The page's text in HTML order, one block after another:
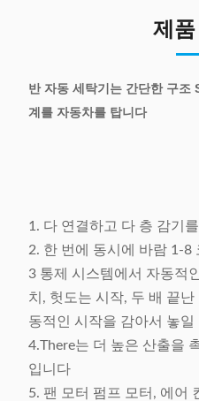
제품
반 자동 세탁기는 간단한 구조
계를 자동차를 탑니다
1. 다 연결하고 다 층 감기
2. 한 번에 동시에 바람 1-8
3 통제 시스템에서 자동적
치, 헛도는 시작, 두 배 끝
동적인 시작을 감아서 놓일
4.There는 더 높은 산출을
입니다
5. 팬 모터 펌프 모터, 에어